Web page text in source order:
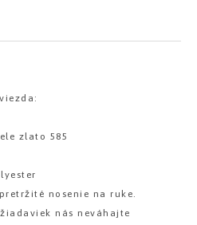
zlato 585
nosenie na ruke.
nás neváhajte